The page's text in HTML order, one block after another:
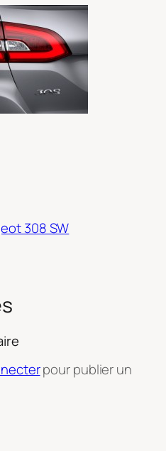
308 SW
pour publier un